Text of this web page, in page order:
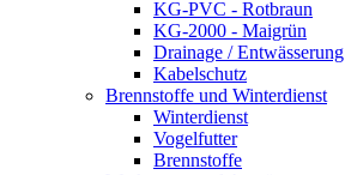
KG-PVC - Rotbraun
KG-2000 - Maigrün
Drainage / Entwässerung
Kabelschutz
Brennstoffe und Winterdienst
Winterdienst
Vogelfutter
Brennstoffe